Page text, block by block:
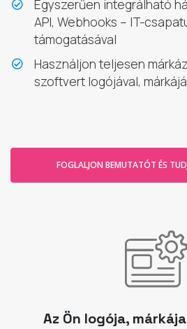
Egyszerűen integrálható
API, Webhooks – IT-
támogatásával
Használjon teljesen
szoftvert logójával,
FOGLALJON BEMUTATÓT ÉS
Az Ön logója,